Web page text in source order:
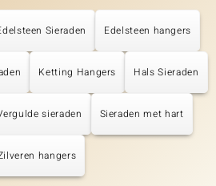
Sieraden Edelsteen hangers
Ketting Hangers Hals Sieraden
sieraden Sieraden met hart
hangers